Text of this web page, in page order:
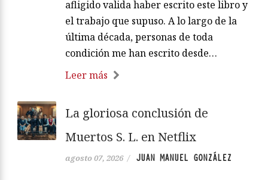
afligido valida haber escrito este libro y
el trabajo que supuso. A lo largo de la
última década, personas de toda
condición me han escrito desde…
Leer más
La gloriosa conclusión de
Muertos S. L. en Netflix
agosto 07, 2026 / JUAN MANUEL GONZÁLEZ